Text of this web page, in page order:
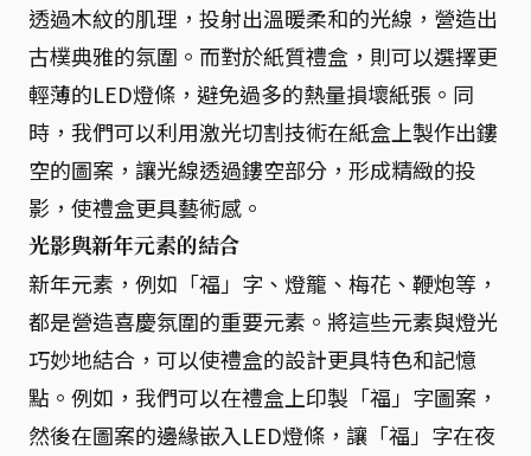
透過木紋的肌理，投射出溫暖柔和的光線，營造出
古樸典雅的氛圍。而對於紙質禮盒，則可以選擇更
輕薄的LED燈條，避免過多的熱量損壞紙張。同
時，我們可以利用激光切割技術在紙盒上製作出鏤
空的圖案，讓光線透過鏤空部分，形成精緻的投
影，使禮盒更具藝術感。
光影與新年元素的結合
新年元素，例如「福」字、燈籠、梅花、鞭炮等，
都是營造喜慶氛圍的重要元素。將這些元素與燈光
巧妙地結合，可以使禮盒的設計更具特色和記憶
點。例如，我們可以在禮盒上印製「福」字圖案，
然後在圖案的邊緣嵌入LED燈條，讓「福」字在夜